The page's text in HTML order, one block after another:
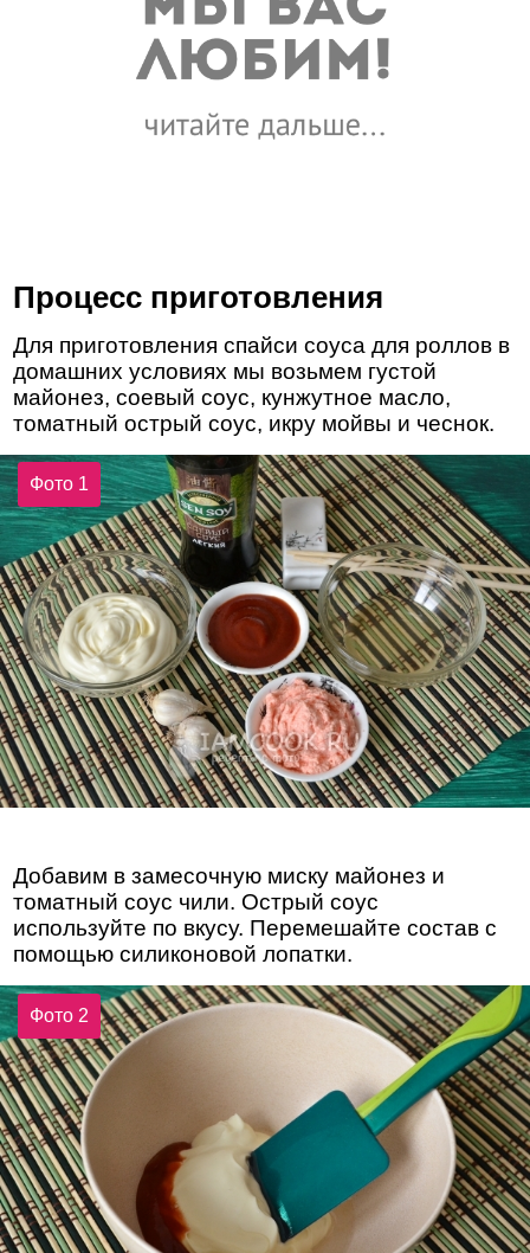
Процесс приготовления
Для приготовления спайси соуса для роллов в
домашних условиях мы возьмем густой
майонез, соевый соус, кунжутное масло,
томатный острый соус, икру мойвы и чеснок.
Фото 1
Добавим в замесочную миску майонез и
томатный соус чили. Острый соус
используйте по вкусу. Перемешайте состав с
помощью силиконовой лопатки.
Фото 2